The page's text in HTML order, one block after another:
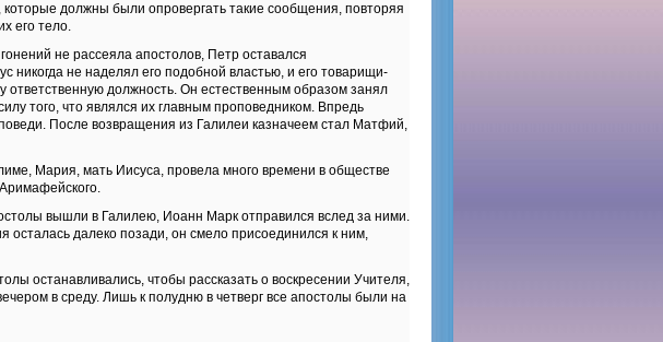
должны были опровергать такие сообщения, повторяя
его тело.
не рассеяла апостолов, Петр оставался
никогда не наделял его подобной властью, и его товарищи-
ответственную должность. Он естественным образом занял
того, что являлся их главным проповедником. Впредь
После возвращения из Галилеи казначеем стал Матфий,
Мария, мать Иисуса, провела много времени в обществе
вышли в Галилею, Иоанн Марк отправился вслед за ними.
далеко позади, он смело присоединился к ним,
останавливались, чтобы рассказать о воскресении Учителя,
в среду. Лишь к полудню в четверг все апостолы были на